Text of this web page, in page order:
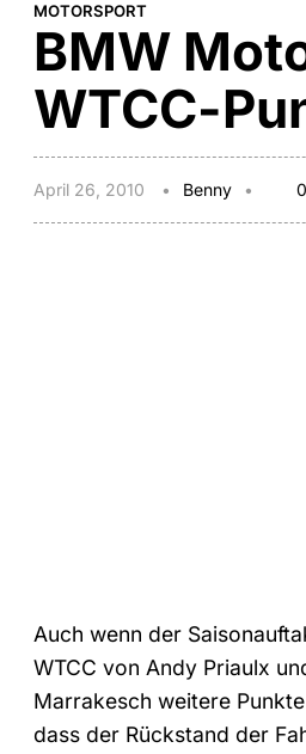
MOTORSPORT
BMW
WTCC-
April 26, 2010 Benny 0
Auch wenn der
WTCC von Andy Priaulx
Marrakesch weitere
dass der Rückstand der